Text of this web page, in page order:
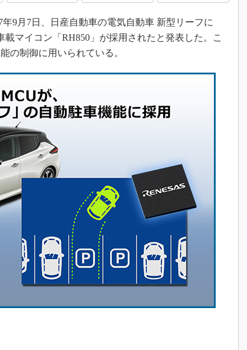
9月7日、日産自動車の電気自動車 新型リーフに
載マイコン「RH850」が採用されたと発表した。こ
の制御に用いられている。